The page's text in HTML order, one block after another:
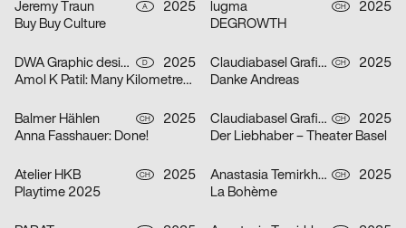
Jeremy Traun A
2025
Buy Buy Culture
lugma CH
2025
DEGROWTH
DWA Graphic design department D
2025
Amol K Patil: Many Kilometres – Several Words
Claudiabasel Grafik + Interaktion CH
2025
Danke Andreas
Balmer Hählen CH
2025
Anna Fasshauer: Done!
Claudiabasel Grafik + Interaktion CH
2025
Der Liebhaber – Theater Basel
Atelier HKB CH
2025
Playtime 2025
Anastasia Temirkhan CH
2025
La Bohème